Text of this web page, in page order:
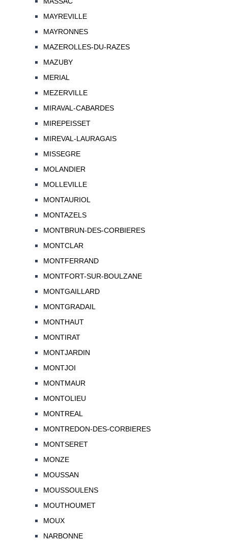
MAYREVILLE
MAYRONNES
MAZEROLLES-DU-RAZES
MAZUBY
MERIAL
MEZERVILLE
MIRAVAL-CABARDES
MIREPEISSET
MIREVAL-LAURAGAIS
MISSEGRE
MOLANDIER
MOLLEVILLE
MONTAURIOL
MONTAZELS
MONTBRUN-DES-CORBIERES
MONTCLAR
MONTFERRAND
MONTFORT-SUR-BOULZANE
MONTGAILLARD
MONTGRADAIL
MONTHAUT
MONTIRAT
MONTJARDIN
MONTJOI
MONTMAUR
MONTOLIEU
MONTREAL
MONTREDON-DES-CORBIERES
MONTSERET
MONZE
MOUSSAN
MOUSSOULENS
MOUTHOUMET
MOUX
NARBONNE